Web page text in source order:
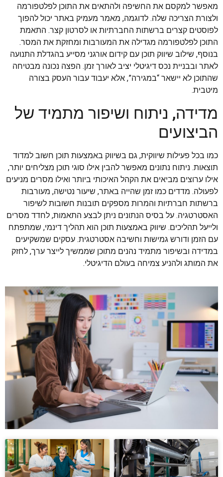
מאפשר למקסם את החשיפה ולהתאים את התוכן לפלטפורמה
ולצורת הצריכה שלה. לדוגמה, מאמר מעמיק באתר יכול להפוך
לפוסטים קצרים ברשתות החברתיות או לסרטון קצר. התאמת
התוכן לפלטפורמה מגדילה את המעורבות ומחזקת את המסר.
בנוסף, שילוב שיווק תוכן עם קידום אורגני מסייע בהגדלת התנועה
לאתר ובבניית נכס דיגיטלי יציב לאורך זמן. הפצה נכונה מבטיחה
שהתוכן לא יישאר “במגירה”, אלא יעבוד עבור העסק בצורה
מיטבית.
מדידה, ניתוח ושיפור מתמיד של
הביצועים
כמו בכל פעילות שיווקית, גם בשיווק באמצעות תוכן חשוב למדוד
תוצאות. ניתוח נתונים מאפשר להבין אילו סוגי תוכן מצליחים יותר,
אילו ערוצים מביאים את הקהל האיכותי ביותר ואילו מסרים מניעים
לפעולה. מדדים כמו זמן שהייה באתר, שיעור נטישה, מעורבות
ברשתות חברתיות והמרות מספקים תובנות חשובות לשיפור
האסטרטגיה. על בסיס הנתונים ניתן לבצע התאמות, לחדד מסרים
ולייעל תהליכים. שיווק באמצעות תוכן הוא תהליך דינמי, שמתפתח
עם הזמן ודורש גמישות וחשיבה אסטרטגית. עסקים שמשקיעים
במדידה ובשיפור מתמיד נהנים מתוכן שממשיך לייצר ערך, לחזק
את המותג ולהניע צמיחה בעולם הדיגיטלי.